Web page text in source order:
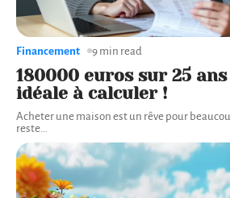
180000 euros sur 25
idéale à calculer !
Acheter une maison est un rêve pour
reste
Financement 9 min read